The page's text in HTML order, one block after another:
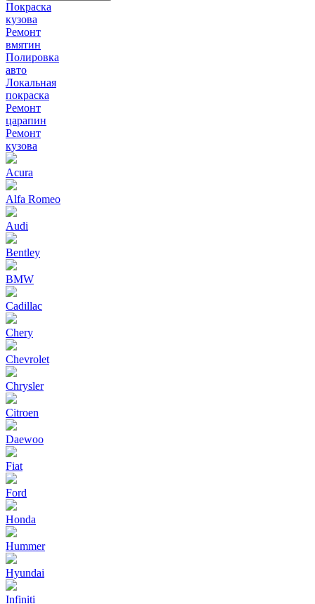
Покраска
кузова
Ремонт
вмятин
Полировка
авто
Локальная
покраска
Ремонт
царапин
Ремонт
кузова
Acura
Alfa Romeo
Audi
Bentley
BMW
Cadillac
Chery
Chevrolet
Chrysler
Citroen
Daewoo
Fiat
Ford
Honda
Hummer
Hyundai
Infiniti